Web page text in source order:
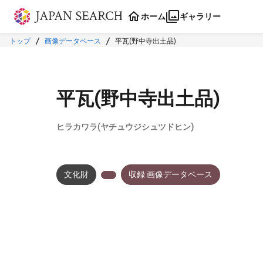
本文に飛ぶ
ホーム ギャラリー
トップ 画像データベース 平瓦(野中寺出土品)
平瓦(野中寺出土品)
ヒラカワラ(ヤチュウジシュツドヒン)
文化財 収録:画像データベース